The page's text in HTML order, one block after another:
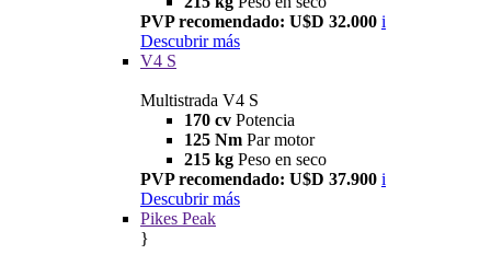
PVP recomendado: U$D 32.000 i
Descubrir más
V4 S
Multistrada V4 S
170 cv Potencia
125 Nm Par motor
215 kg Peso en seco
PVP recomendado: U$D 37.900 i
Descubrir más
Pikes Peak
}